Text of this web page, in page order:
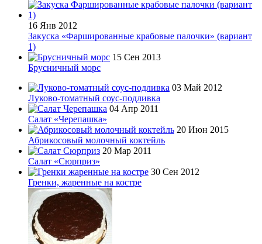
16 Янв 2012
Закуска «Фаршированные крабовые палочки» (вариант
1)
15 Сен 2013
Брусничный морс
03 Май 2012
Луково-томатный соус-подливка
04 Апр 2011
Салат «Черепашка»
20 Июн 2015
Абрикосовый молочный коктейль
20 Мар 2011
Салат «Сюрприз»
30 Сен 2012
Гренки, жаренные на костре